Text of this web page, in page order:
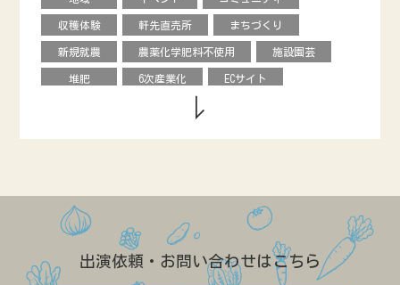
馬 烏骨鶏 オリーブ
キュウリ エディブルフラワー 花き
クリ オータムポエム ニンジン
ソラマメ 水菜 ルッコラ
カリフローレ スティックセニョール
バナナ アローカナ 造園
養豚
収穫体験 軒先直売所 まちづくり
新規就農 農薬化学肥料不使用 施設園芸
堆肥 6次産業化 ECサイト
レストラン GAP
キャリア ネパール
効率化 農政 ブランディング
出演依頼・お問い合わせはこちら